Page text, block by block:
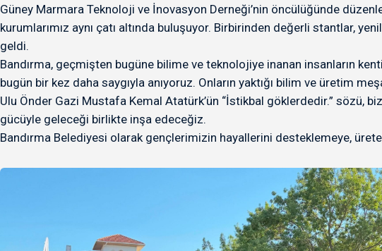
Güney Marmara Teknoloji ve İnovasyon Derneği’nin öncülüğünde
kurumlarımız aynı çatı altında buluşuyor. Birbirinden değerli stantlar,
geldi.
Bandırma, geçmişten bugüne bilime ve teknolojiye inanan insanların
bugün bir kez daha saygıyla anıyoruz. Onların yaktığı bilim ve üretim
Ulu Önder Gazi Mustafa Kemal Atatürk’ün “İstikbal göklerdedir.” sözü,
gücüyle geleceği birlikte inşa edeceğiz.
Bandırma Belediyesi olarak gençlerimizin hayallerini desteklemeye,